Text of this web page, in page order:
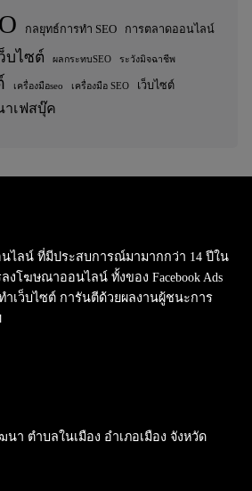
กลยุทธ์การทำ SEO การตลาดออนไลน์
บไซต์ ผลกระทบSEO ระวังมิจฉาชีพ
เครื่องมือseo เครื่องมือ SEO เว็บไซต์
เฟสบุ๊ค
ไลน์ ที่มีประสบการณ์มามากกว่า 14 ปีใน
ลงโฆษณาออนไลน์ ทั้งของ Facebook Ads
ำเว็บไซต์ การันตีด้วยผลงานผู้ชนะการ
นา ตำบลในเมือง อำเภอเมือง จังหวัด